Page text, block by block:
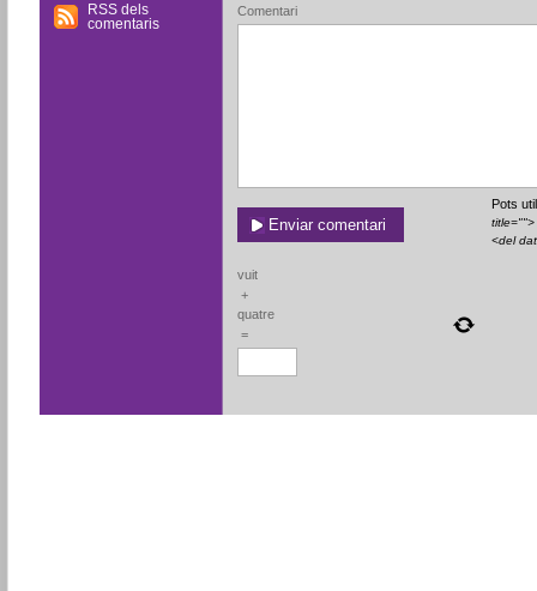
RSS dels
comentaris
Comentari
Pots
<del
vuit
+
quatre
=